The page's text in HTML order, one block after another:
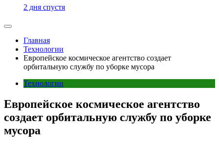
2 дня спустя
Главная
Технологии
Европейское космическое агентство создает
орбитальную службу по уборке мусора
Технологии
Европейское космическое агентство
создает орбитальную службу по уборке
мусора